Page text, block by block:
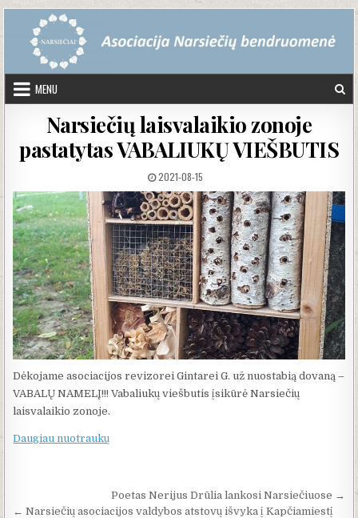
Skip to content
MENU
Narsiečių laisvalaikio zonoje
pastatytas VABALIUKŲ VIEŠBUTIS
PUBLISHED DATE:
2021-08-15
Dėkojame asociacijos revizorei Gintarei G. už nuostabią dovaną –
VABALŲ NAMELĮ!!! Vabaliukų viešbutis įsikūrė Narsiečių
laisvalaikio zonoje.
Daugiau nuotraukų
Navigacija tarp įrašų
Poetas Nerijus Drūlia lankosi Narsiečiuose →
← Narsiečių asociacijos valdybos atstovų išvyka į Kapčiamiestį